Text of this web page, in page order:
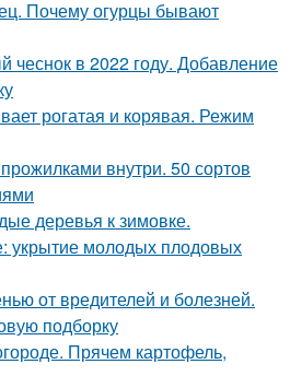
Почему огурцы бывают
чеснок в 2022 году. Добавление
рогатая и корявая. Режим
внутри. 50 сортов
деревья к зимовке.
укрытие молодых плодовых
от вредителей и болезней.
подборку
Прячем картофель,